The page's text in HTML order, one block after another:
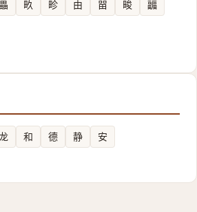
畾 畂 畛 由 㽞 畯
疈
和 德 静 安